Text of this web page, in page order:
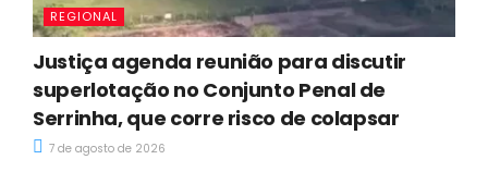
REGIONAL
Justiça agenda reunião para discutir
superlotação no Conjunto Penal de
Serrinha, que corre risco de colapsar
7 de agosto de 2026